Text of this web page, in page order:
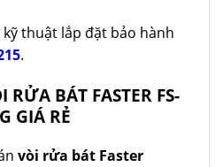
thuật lắp đặt bảo hành
.
BÁT FASTER FS-
GIÁ RẺ
vòi rửa bát Faster